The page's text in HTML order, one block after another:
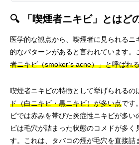
🔍 「喫煙者ニキビ」とはど
医学的な観点から、喫煙者に見られるニ
的なパターンがあると言われています。
者ニキビ（smoker’s acne）」と呼ばれ
喫煙者ニキビの特徴として挙げられるの
ド（白ニキビ・黒ニキビ）が多い点です
ビでは赤みを帯びた炎症性ニキビが多い
ビは毛穴が詰まった状態のコメドが多く
す。これは、タバコの煙が毛穴を直接詰